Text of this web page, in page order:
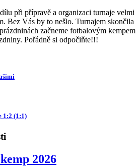
při přípravě a organizaci turnaje velmi
Bez Vás by to nešlo. Turnajem skončila
začneme fotbalovým kempem
Pořádně si odpočiňte!!!
1:2 (1:1)
2026